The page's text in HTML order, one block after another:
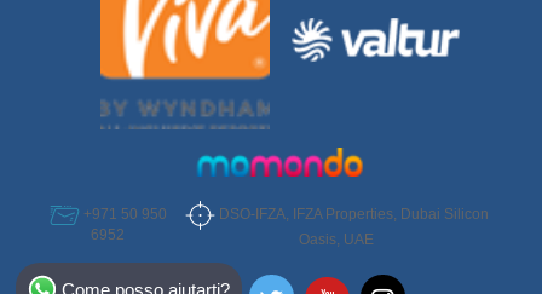
+971 50 950
6952
DSO-IFZA, IFZA Properties, Dubai Silicon
Oasis, UAE
Come posso aiutarti?
Select Destination